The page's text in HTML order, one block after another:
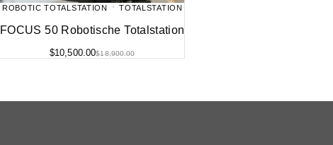
ROBOTIC TOTALSTATION TOTALSTATION
FOCUS 50 Robotische Totalstation
$18,900.00
$10,500.00